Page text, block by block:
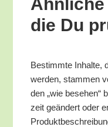
die Du
Bestimm­te Inhal­te,
wer­den, stam­men
den „wie bese­hen“
zeit geän­dert oder